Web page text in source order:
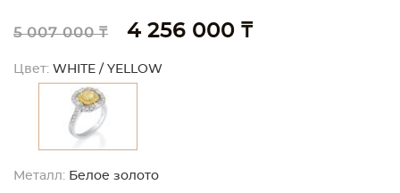
5 007 000 ₸ 4 256 000 ₸
Цвет: WHITE / YELLOW
Металл: Белое золото